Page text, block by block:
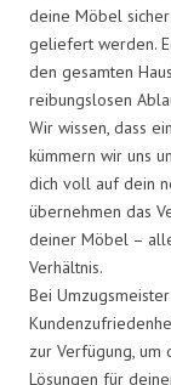
deine Möbel
geliefert werden.
den gesamten
reibungslosen
Wir wissen, dass
kümmern wir uns
dich voll auf dein
übernehmen das
deiner Möbel –
Verhältnis.
Bei
zur Verfügung,
Lösungen für